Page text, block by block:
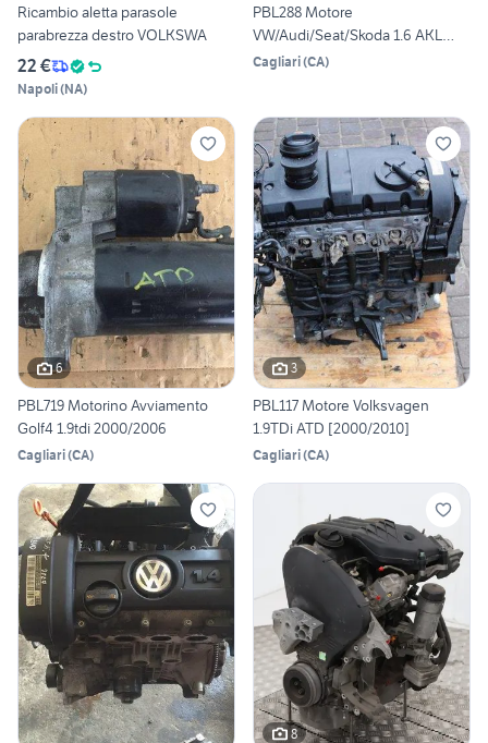
Ricambio aletta parasole
parabrezza destro VOLKSWA
22 €
Napoli(NA)
PBL288 Motore
VW/Audi/Seat/Skoda 1.6 AKL
[95/07]
Cagliari(CA)
6
PBL719 Motorino Avviamento
Golf4 1.9tdi 2000/2006
Cagliari(CA)
3
PBL117 Motore Volksvagen
1.9TDi ATD [2000/2010]
Cagliari(CA)
8